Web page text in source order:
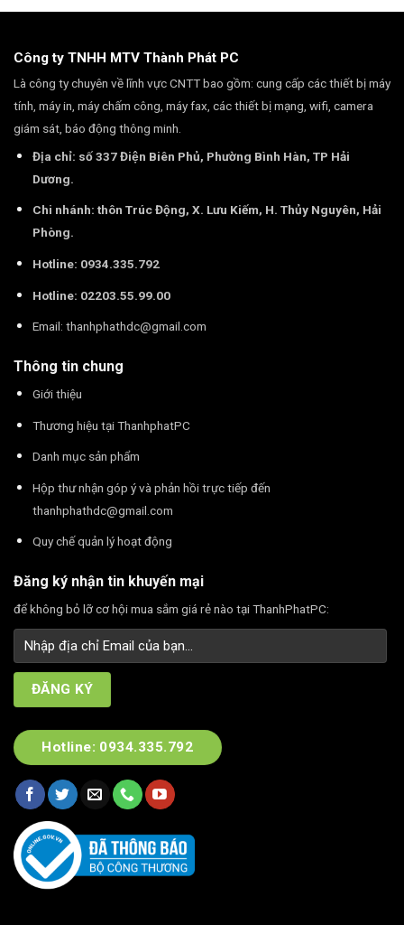
Công ty TNHH MTV Thành Phát PC
Là công ty chuyên về lĩnh vực CNTT bao gồm: cung cấp các thiết bị máy
tính, máy in, máy chấm công, máy fax, các thiết bị mạng, wifi, camera
giám sát, báo động thông minh.
Địa chỉ: số 337 Điện Biên Phủ, Phường Bình Hàn, TP Hải
Dương.
Chi nhánh: thôn Trúc Động, X. Lưu Kiếm, H. Thủy Nguyên, Hải
Phòng.
Hotline: 0934.335.792
Hotline: 02203.55.99.00
Email: thanhphathdc@gmail.com
Thông tin chung
Giới thiệu
Thương hiệu tại ThanhphatPC
Danh mục sản phẩm
Hộp thư nhận góp ý và phản hồi trực tiếp đến
thanhphathdc@gmail.com
Quy chế quản lý hoạt động
Đăng ký nhận tin khuyến mại
để không bỏ lỡ cơ hội mua sắm giá rẻ nào tại ThanhPhatPC:
Hotline: 0934.335.792